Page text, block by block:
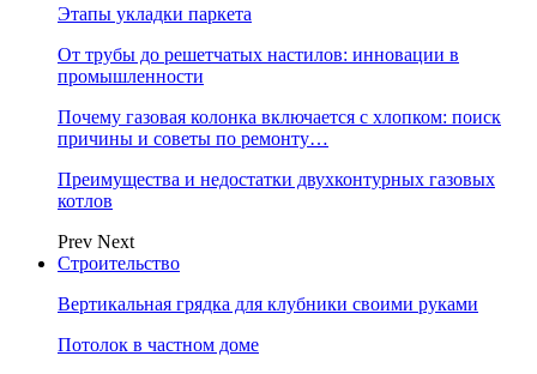
Этапы укладки паркета
От трубы до решетчатых настилов: инновации в
промышленности
Почему газовая колонка включается с хлопком: поиск
причины и советы по ремонту…
Преимущества и недостатки двухконтурных газовых
котлов
Prev Next
Строительство
Вертикальная грядка для клубники своими руками
Потолок в частном доме